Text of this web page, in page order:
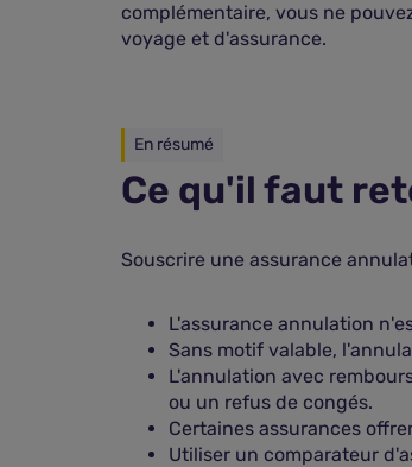
complémentaire, vous ne
voyage et d'assurance.
En résumé
Ce qu'il faut
Souscrire une assurance
L'assurance annulation
Sans motif valable,
L'annulation avec
ou un refus de congés.
Certaines assurances
Utiliser un comparateur